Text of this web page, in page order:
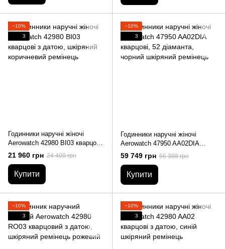
−10%
3
Годинники наручні жіночі
Aerowatch 42980 BI03 кварцові
з датою, шкіряний коричневий
21 960 грн 24 400 грн
Купити
−10%
3
Годинники наручні жіночі
Aerowatch 47950 AA02DIA
кварцові, 52 діаманта, чорний
шкіряний ремінець
59 749 грн 66 388 грн
Купити
−10%
3
−10%
3